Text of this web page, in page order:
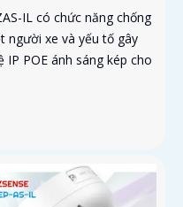
IL có chức năng chống
người xe và yếu tố gây
POE ánh sáng kép cho